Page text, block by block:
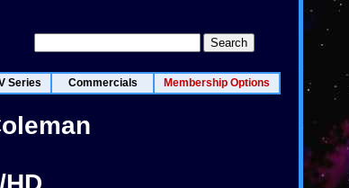
Series Commercials Membership Options